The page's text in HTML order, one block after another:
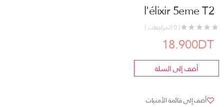
l'élixir 5eme T2
( 0 المراجعات )
18.900DT
أضف إلى السلة
أضف إلى قائمة الأمنيات